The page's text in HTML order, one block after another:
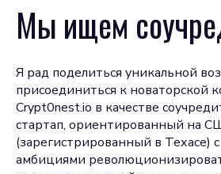
Мы ищем
Я рад поделиться уникальной
присоединиться к новаторской
Crypt0nest.io в качестве
стартап, ориентированный на
(зарегистрированный в Техасе)
амбициями